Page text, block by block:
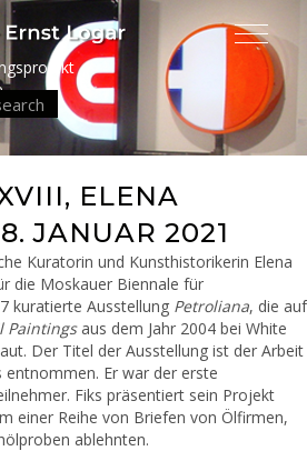
ELENA
JANUAR 2021
Kuratorin und Kunsthistorikerin Elena
die Moskauer Biennale für
kuratierte Ausstellung Petroliana, die auf
Paintingsaus dem Jahr 2004 bei White
Der Titel der Ausstellung ist der Arbeit
entnommen. Er war der erste
Fiks präsentiert sein Projekt
einer Reihe von Briefen von Ölfirmen,
ablehnten.